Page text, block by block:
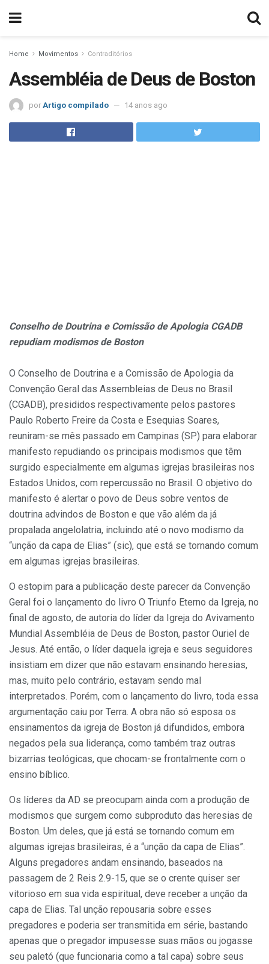
Home Movimentos Contraditórios
Assembléia de Deus de Boston
por Artigo compilado 14 anos ago
Conselho de Doutrina e Comissão de Apologia CGADB
repudiam modismos de Boston
O Conselho de Doutrina e a Comissão de Apologia da
Convenção Geral das Assembleias de Deus no Brasil
(CGADB), presididos respectivamente pelos pastores
Paulo Roberto Freire da Costa e Esequias Soares,
reuniram-se mês passado em Campinas (SP) para elaborar
manifesto repudiando os principais modismos que têm
surgido especialmente em algumas igrejas brasileiras nos
Estados Unidos, com repercussão no Brasil. O objetivo do
manifesto é alertar o povo de Deus sobre ventos de
doutrina advindos de Boston e que vão além da já
propalada angelolatria, incluindo até o novo modismo da
“unção da capa de Elias” (sic), que está se tornando comum
em algumas igrejas brasileiras.
O estopim para a publicação deste parecer da Convenção
Geral foi o lançamento do livro O Triunfo Eterno da Igreja, no
final de agosto, de autoria do líder da Igreja do Avivamento
Mundial Assembléia de Deus de Boston, pastor Ouriel de
Jesus. Até então, o líder daquela igreja e seus seguidores
insistiam em dizer que não estavam ensinando heresias,
mas, muito pelo contrário, estavam sendo mal
interpretados. Porém, com o lançamento do livro, toda essa
argumentação caiu por Terra. A obra não só esposa os
ensinamentos da igreja de Boston já difundidos, embora
negados pela sua liderança, como também traz outras
bizarrias teológicas, que chocam-se frontalmente com o
ensino bíblico.
Os líderes da AD se preocupam ainda com a produção de
modismos que surgem como subproduto das heresias de
Boston. Um deles, que já está se tornando comum em
algumas igrejas brasileiras, é a “unção da capa de Elias”.
Alguns pregadores andam ensinando, baseados na
passagem de 2 Reis 2.9-15, que se o crente quiser ser
vitorioso em sua vida espiritual, deve receber a unção da
capa de Elias. Tal unção repousaria sobre esses
pregadores e poderia ser transmitida em série, bastando
apenas que o pregador impusesse suas mãos ou jogasse
seu paletó (que funcionaria como a tal capa) sobre seus